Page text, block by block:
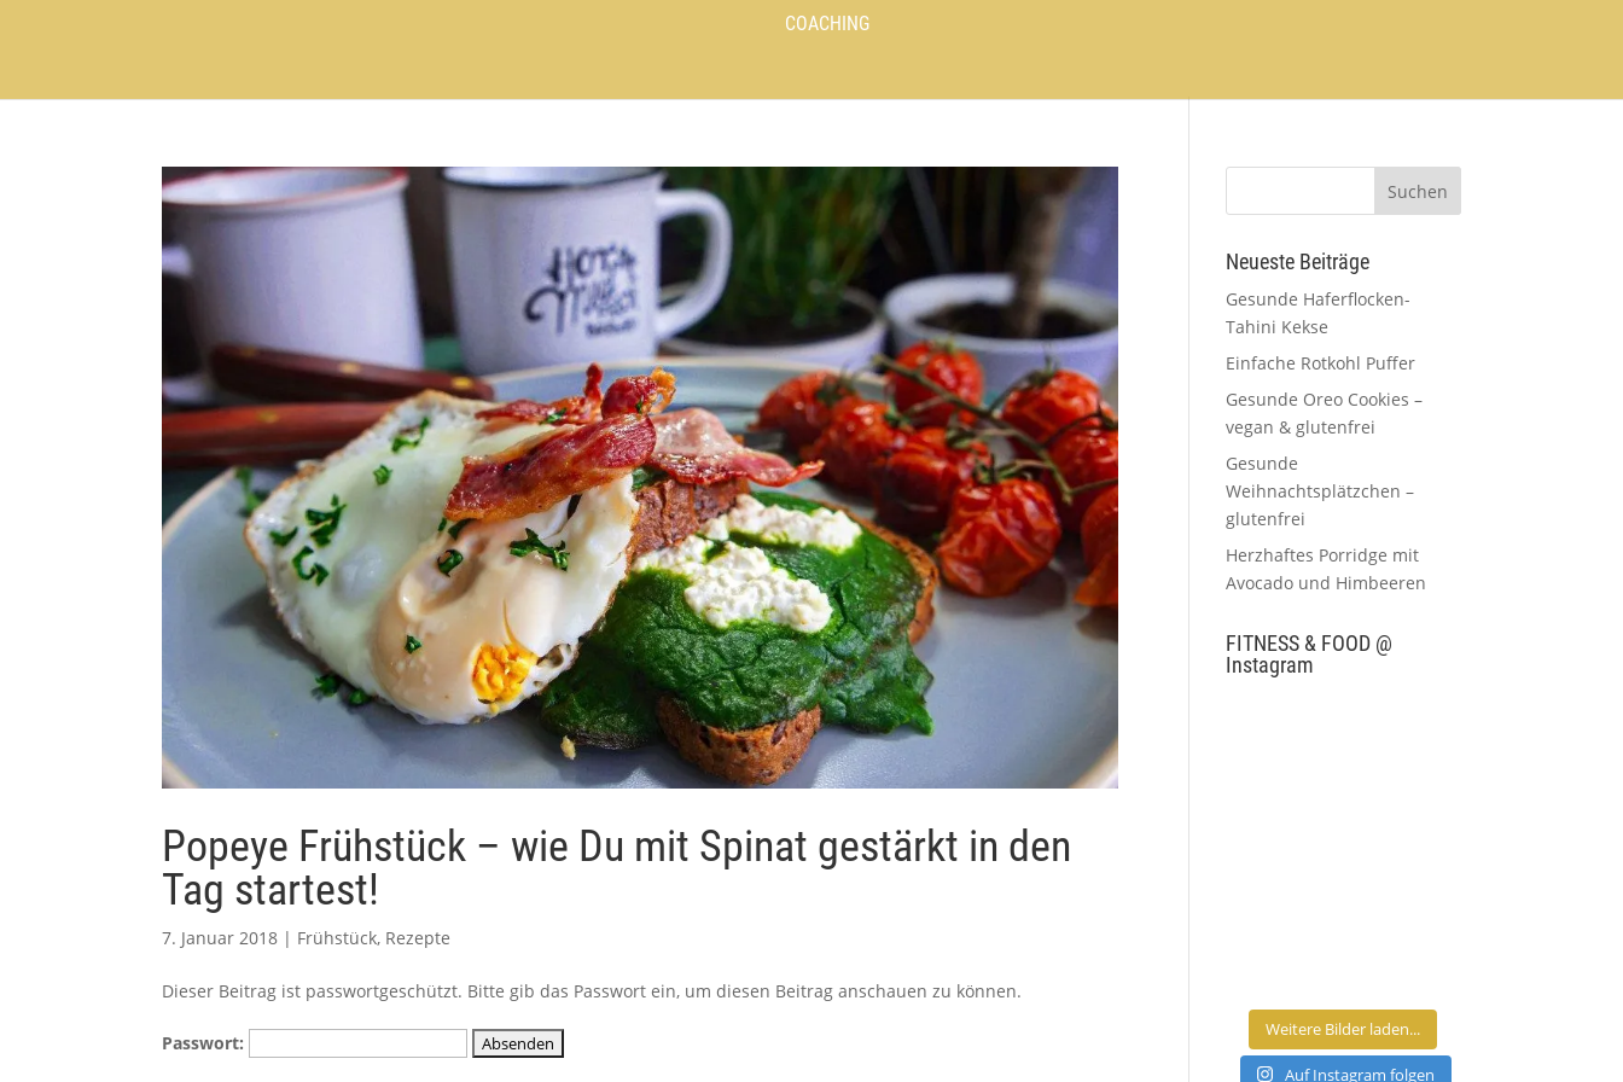
COACHING
Popeye Frühstück – wie Du mit Spinat gestärkt in den
Tag startest!
7. Januar 2018 | Frühstück, Rezepte
Dieser Beitrag ist passwortgeschützt. Bitte gib das Passwort ein, um diesen Beitrag anschauen zu können.
Passwort:
Neueste Beiträge
Gesunde Haferflocken-
Tahini Kekse
Einfache Rotkohl Puffer
Gesunde Oreo Cookies –
vegan & glutenfrei
Gesunde
Weihnachtsplätzchen –
glutenfrei
Herzhaftes Porridge mit
Avocado und Himbeeren
FITNESS & FOOD @
Instagram
Weitere Bilder laden...
Auf Instagram folgen